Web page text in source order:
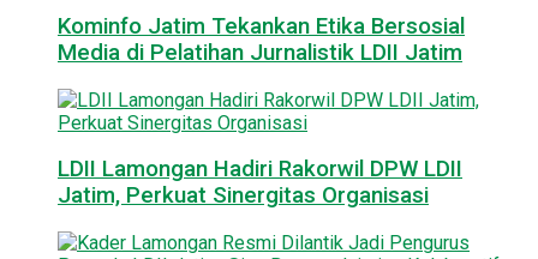
Kominfo Jatim Tekankan Etika Bersosial
Media di Pelatihan Jurnalistik LDII Jatim
LDII Lamongan Hadiri Rakorwil DPW LDII
Jatim, Perkuat Sinergitas Organisasi